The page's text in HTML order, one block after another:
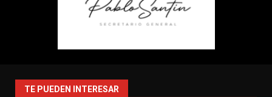
TE PUEDEN INTERESAR